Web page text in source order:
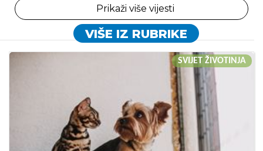
Prikaži više vijesti
VIŠE IZ RUBRIKE
SVIJET ŽIVOTINJA